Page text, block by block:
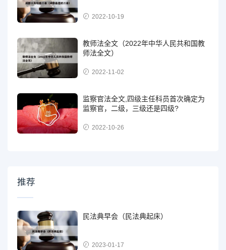
2022-10-19
教师法全文（2022年中华人民共和国教
师法全文）
2022-11-02
监察官法全文,四级主任科员首次确定为
监察官，二级，三级还是四级?
2022-10-26
推荐
民法典早会（民法典起床）
2023-01-17